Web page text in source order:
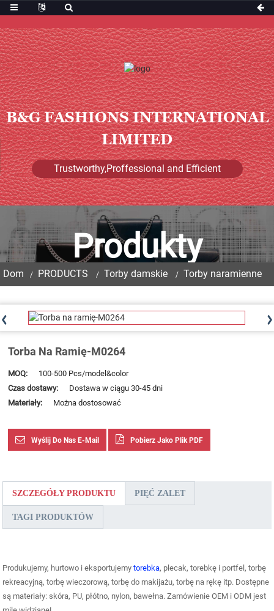
B&G FASHIONS INTERNATIONAL
LIMITED
Trustworthy,Proffessional and Efficient
Produkty
Dom PRODUCTS Torby damskie Torby naramienne
Torba Na Ramię-M0264
MOQ:
100-500 Pcs/model&color
Czas dostawy:
Dostawa w ciągu 30-45 dni
Materiały:
Można dostosować
Wyślij Do Nas E-Mail Pobierz Jako Plik PDF
SZCZEGÓŁY PRODUKTU PIĘĆ ZALET
TAGI PRODUKTÓW
Produkujemy, hurtowo i eksportujemytorebka, plecak, torebkę i portfel, torbę
rekreacyjną, torbę wieczorową, torbę do makijażu, torbę na rękę itp. Dostępne
są materiały: skóra, PU, ​​płótno, nylon, bawełna. Zamówienie OEM i ODM jest